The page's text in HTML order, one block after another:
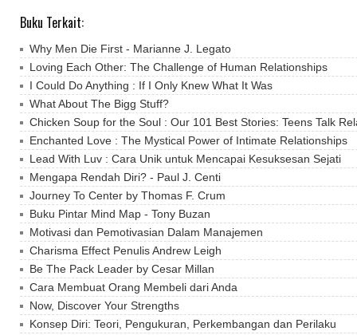
Buku Terkait:
Why Men Die First - Marianne J. Legato
Loving Each Other: The Challenge of Human Relationships
I Could Do Anything : If I Only Knew What It Was
What About The Bigg Stuff?
Chicken Soup for the Soul : Our 101 Best Stories: Teens Talk
Enchanted Love : The Mystical Power of Intimate Relationships
Lead With Luv : Cara Unik untuk Mencapai Kesuksesan Sejati
Mengapa Rendah Diri? - Paul J. Centi
Journey To Center by Thomas F. Crum
Buku Pintar Mind Map - Tony Buzan
Motivasi dan Pemotivasian Dalam Manajemen
Charisma Effect Penulis Andrew Leigh
Be The Pack Leader by Cesar Millan
Cara Membuat Orang Membeli dari Anda
Now, Discover Your Strengths
Konsep Diri: Teori, Pengukuran, Perkembangan dan Perilaku